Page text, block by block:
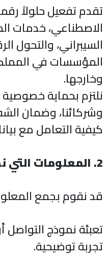
تقدم تفعيل حلولاً
الاصطناعي، خدمات
السيبراني، والتحول
المؤسسات في
وخارجها.
نلتزم بحماية خصوصية
وشركائنا، وضمان
كيفية التعامل مع
2. المعلومات التي نجمعها
قد نقوم بجمع
تعبئة نموذج
تجربة توضيحية.